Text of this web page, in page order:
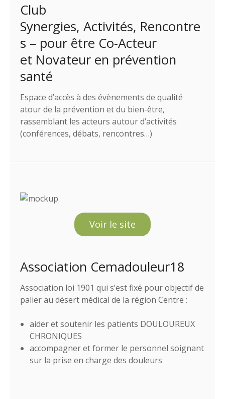
Club
Synergies, Activités, Rencontre
s – pour être Co-Acteur
et Novateur en prévention
santé
Espace d’accès à des évènements de qualité
atour de la prévention et du bien-être,
rassemblant les acteurs autour d’activités
(conférences, débats, rencontres…)
Voir le site
Association Cemadouleur18
Association loi 1901 qui s’est fixé pour objectif de
palier au désert médical de la région Centre :
aider et soutenir les patients DOULOUREUX
CHRONIQUES
accompagner et former le personnel soignant
sur la prise en charge des douleurs